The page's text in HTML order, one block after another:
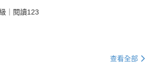
｜閱讀123
查看全部